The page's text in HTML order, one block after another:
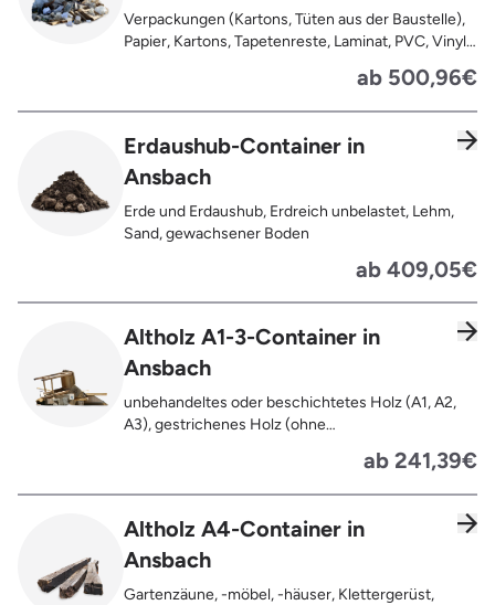
Gebinde wie Dosen, Fässer, Eimer,
Sauerkrautplatten
Verpackungen (Kartons, Tüten aus der Baustelle),
Papier, Kartons, Tapetenreste, Laminat, PVC, Vinyl,
Kunststoffe, Folien, Gummi, Styropor, Holz (z.B.
Spanplatten, Bauholz, Paletten), Textilien wie
Teppiche, Gardinen, Gipswände/
Türen für den Innenbereich, Restentleerte
Gebinde wie Dosen, Fässer, Eimer,
gesamten Containerinhalts
ab 500,96€
Erdaushub-Container in
Ansbach
Erde und Erdaushub, Erdreich unbelastet, Lehm,
Sand, gewachsener Boden
ab 409,05€
Altholz A1-3-Container in
Ansbach
unbehandeltes oder beschichtetes Holz (A1, A2,
A3), gestrichenes Holz (ohne
Oberflächenbehandlung wie Anstrich, Lasur,
Lackierung ), kleine Anhaftungen wie Nägel,
Schrauben oder Scharniere , Möbel und Türen,
Holz (z.B. Paletten, Bauholz),
Holzweichfaserplatten, Holzkisten,
ab 241,39€
Altholz A4-Container in
Ansbach
Gartenzäune, -möbel, -häuser, Klettergerüst,